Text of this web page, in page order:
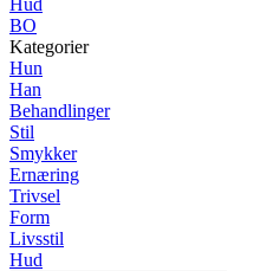
Hud
BO
Kategorier
Hun
Han
Behandlinger
Stil
Smykker
Ernæring
Trivsel
Form
Livsstil
Hud